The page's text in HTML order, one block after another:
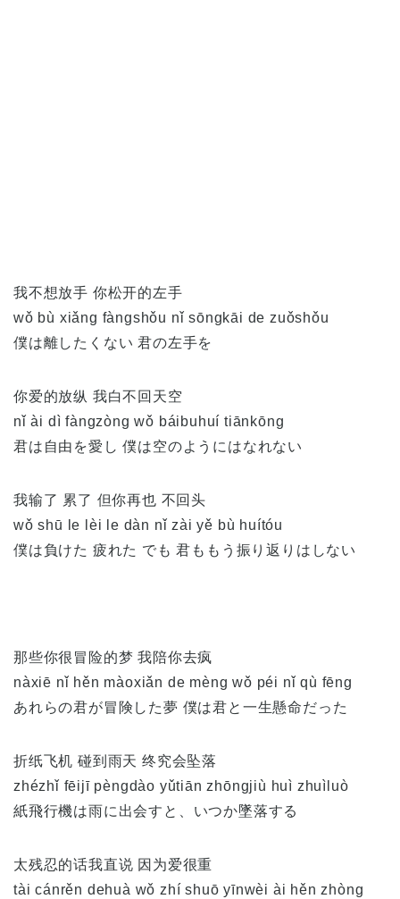
我不想放手 你松开的左手
wǒ bù xiǎng fàngshǒu nǐ sōngkāi de zuǒshǒu
僕は離したくない 君の左手を
你爱的放纵 我白不回天空
nǐ ài dì fàngzòng wǒ báibuhuí tiānkōng
君は自由を愛し 僕は空のようにはなれない
我输了 累了 但你再也 不回头
wǒ shū le lèi le dàn nǐ zài yě bù huítóu
僕は負けた 疲れた でも 君ももう振り返りはしない
那些你很冒险的梦 我陪你去疯
nàxiē nǐ hěn màoxiǎn de mèng wǒ péi nǐ qù fēng
あれらの君が冒険した夢 僕は君と一生懸命だった
折纸飞机 碰到雨天 终究会坠落
zhézhǐ fēijī pèngdào yǔtiān zhōngjiù huì zhuìluò
紙飛行機は雨に出会すと、いつか墜落する
太残忍的话我直说 因为爱很重
tài cánrěn dehuà wǒ zhí shuō yīnwèi ài hěn zhòng